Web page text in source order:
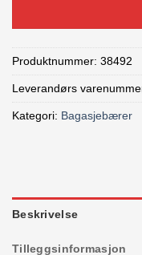
Produktnummer: 38492
Leverandørs
Kategori: Bagasjebærer
Beskrivelse
Tilleggsinformasjon